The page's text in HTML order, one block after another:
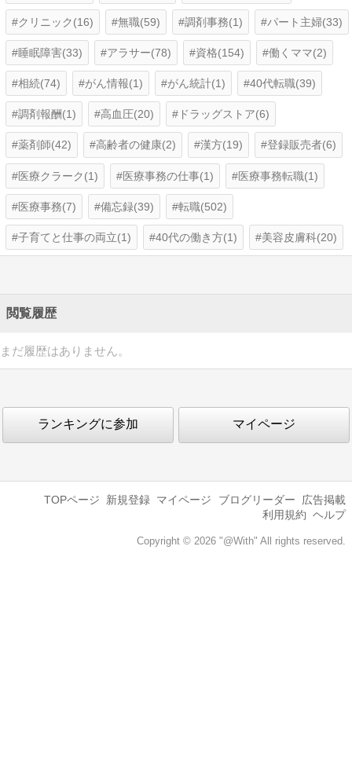
クリニック(16) 無職(59) 調剤事務(1) パート主婦(33)
睡眠障害(33) アラサー(78) 資格(154) 働くママ(2)
相続(74) がん情報(1) がん統計(1) 40代転職(39)
調剤報酬(1) 高血圧(20) ドラッグストア(6)
薬剤師(42) 高齢者の健康(2) 漢方(19) 登録販売者(6)
医療クラーク(1) 医療事務の仕事(1) 医療事務転職(1)
医療事務(7) 備忘録(39) 転職(502)
子育てと仕事の両立(1) 40代の働き方(1) 美容皮膚科(20)
閲覧履歴
まだ履歴はありません。
ランキングに参加 マイページ
TOPページ 新規登録 マイページ ブログリーダー
広告掲載
利用規約 ヘルプ
Copyright © 2026 "@With" All rights reserved.